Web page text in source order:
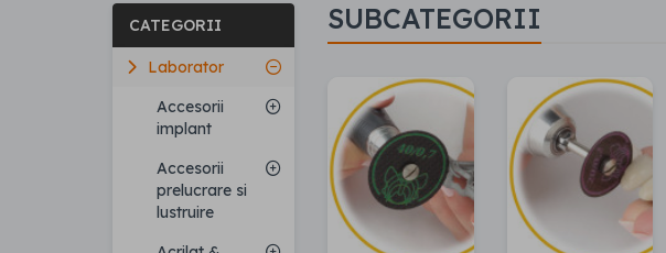
CATEGORII
Laborator
Accesorii
implant
Accesorii
prelucrare si
lustruire
SUBCATEGORII